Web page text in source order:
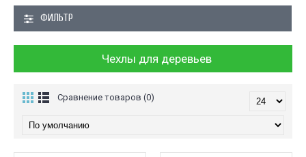
ФИЛЬТР
Чехлы для деревьев
Сравнение товаров (0)